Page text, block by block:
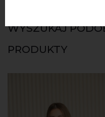
WYSZUKAJ
PRODUKTY